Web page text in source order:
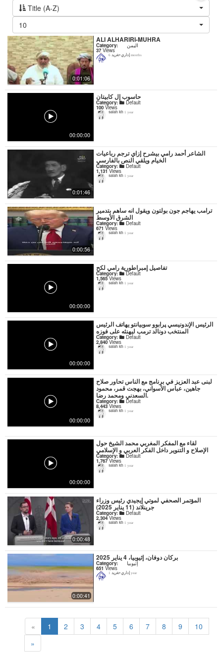
Title (A-Z)
10
0:01:06
ALI ALHARIRI-MUHRA
Category: اليمن
37Views
إداري-تغريد 6 months
00:00:00
حاسوب إل كابيتان
Category: Default
100 Views
salah kh 1 year
0:01:46
‏الشاعر أحمد رامي بيشرح إزاي ترجم رباعيات
الخيام ويلقي النص بالفارسي
Category: Default
1,131Views
salah kh 1 year
0:00:56
ترامب يهاجم جون بولتون ويقول انه ساهم بتدمير
الشرق الأوسط
Category: Default
671 Views
salah kh 1 year
00:00:00
تفاصيل إمبراطورية رامي لكح
Category: Default
1,565Views
salah kh 1 year
00:00:00
الرئيس الإندونيسي پرابوو سوبيانتو يهاتف الرئيس
المنتخب دونالد ترمب ليهنئه على فوزه
Category: Default
2,840Views
salah kh 1 year
00:00:00
لبنى عبد العزيز في برنامج مع الناس تحاور صلاح
جاهين، عباس الأسواني، بهجت قمر، محمود
السعدني ومحمد رضا.
Category: Default
8,443Views
salah kh 1 year
00:00:00
لقاء مع المفكر المغربي محمد الشيخ حول
الإصلاح و التنوير داخل الفكر العربي و الإسلامي
Category: Default
1,767Views
salah kh 1 year
0:00:48
المؤتمر الصحفي لموتي إيجيدي رئيس وزراء
جرينلاند (11 يناير 2025)
Category: Default
2,304Views
salah kh 1 year
0:00:41
بركان دوفان، إثيوبيا، 4 يناير 2025
Category: إثيوبيا
651 Views
إداري-تغريد 1 year
« 1 2 3 4 5 6 7 8 9
10
»